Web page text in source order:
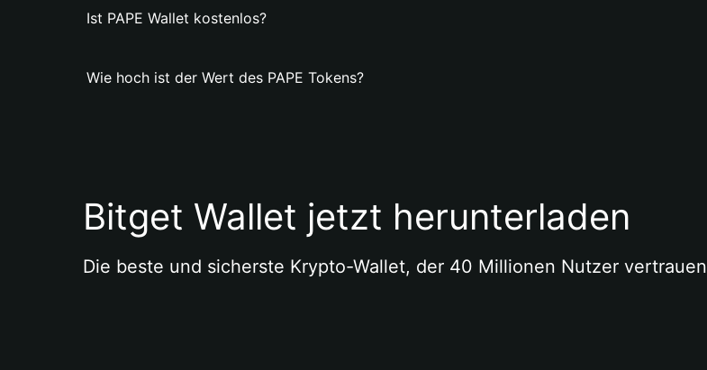
Ist PAPE Wallet kostenlos?
Wie hoch ist der Wert des PAPE Tokens?
Bitget Wallet jetzt herunterladen
Die beste und sicherste Krypto-Wallet, der 40 Millionen Nutzer vertrauen